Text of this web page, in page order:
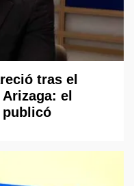
tras el
el
publicó